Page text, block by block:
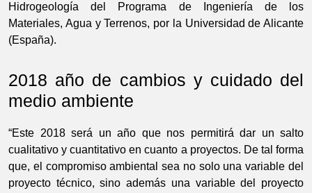
Hidrogeología del Programa de Ingeniería de los
Materiales, Agua y Terrenos, por la Universidad de Alicante
(España).
2018 año de cambios y cuidado del
medio ambiente
“Este 2018 será un año que nos permitirá dar un salto
cualitativo y cuantitativo en cuanto a proyectos. De tal forma
que, el compromiso ambiental sea no solo una variable del
proyecto técnico, sino además una variable del proyecto